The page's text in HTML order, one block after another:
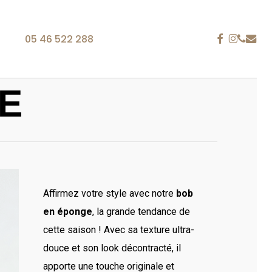
25 ans
tablier ou encore le sac, les supports textiles sont
une identité visuelle ou tout autre type de
nous satisfaisons vos besoins en communication
05 46 522 288 FACEBOOK
PHONE
EMAIL
Affirmez votre style avec notre bob
en éponge, la grande tendance de
cette saison ! Avec sa texture ultra-
douce et son look décontracté, il
apporte une touche originale et